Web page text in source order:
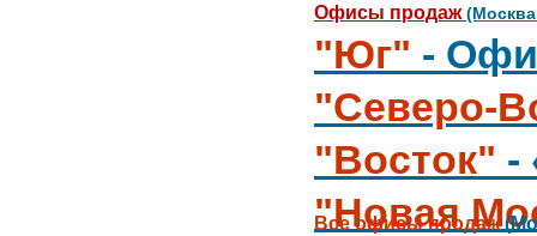
Офисы продаж(Москва
"Юг" -
"Северо-
"Восток" -
"Новая
Все офисы продаж